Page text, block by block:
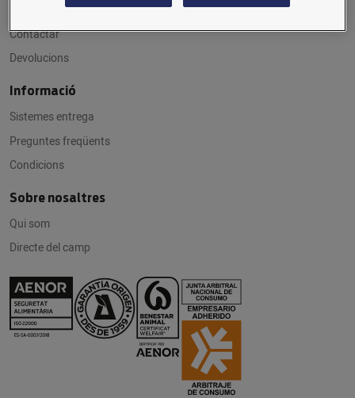
Servei al client
Contactar
Devolucions
Informació
Sistemes entrega
Preguntes freqüents
Condicions
Sobre nosaltres
Qui som
Directe del camp